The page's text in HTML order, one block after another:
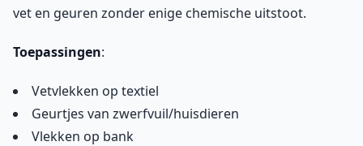
vet en geuren zonder enige chemische uitstoot.
Toepassingen:
Vetvlekken op textiel
Geurtjes van zwerfvuil/huisdieren
Vlekken op bank